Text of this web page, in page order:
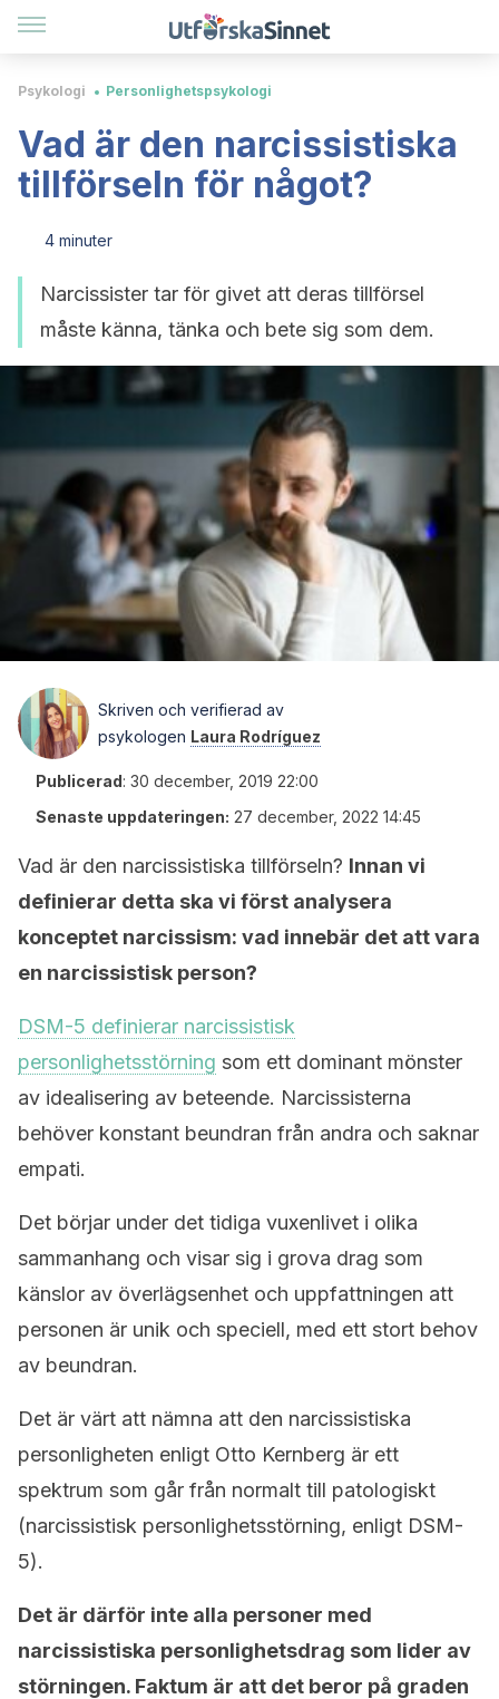
Psykologi Personlighetspsykologi
Vad är den narcissistiska
tillförseln för något?
4 minuter
Narcissister tar för givet att deras tillförsel
måste känna, tänka och bete sig som dem.
Skriven och verifierad av
psykologen Laura Rodríguez
Publicerad: 30 december, 2019 22:00
Senaste uppdateringen: 27 december, 2022 14:45
Vad är den narcissistiska tillförseln? Innan vi
definierar detta ska vi först analysera
konceptet narcissism: vad innebär det att vara
en narcissistisk person?
DSM-5 definierar narcissistisk
personlighetsstörning som ett dominant mönster
av idealisering av beteende. Narcissisterna
behöver konstant beundran från andra och saknar
empati.
Det börjar under det tidiga vuxenlivet i olika
sammanhang och visar sig i grova drag som
känslor av överlägsenhet och uppfattningen att
personen är unik och speciell, med ett stort behov
av beundran.
Det är värt att nämna att den narcissistiska
personligheten enligt Otto Kernberg är ett
spektrum som går från normalt till patologiskt
(narcissistisk personlighetsstörning, enligt DSM-
5).
Det är därför inte alla personer med
narcissistiska personlighetsdrag som lider av
störningen. Faktum är att det beror på graden